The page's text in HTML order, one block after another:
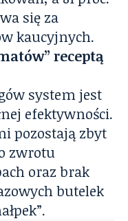
się za
kaucyjnych.
receptą
system jest
efektywności.
pozostają zbyt
zwrotu
oraz brak
butelek